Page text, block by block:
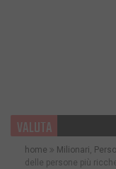
VALUTA
home Milionari,
delle persone più